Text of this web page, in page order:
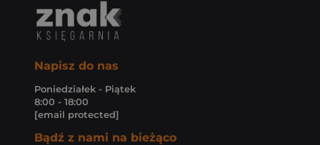
Napisz do nas
Poniedziałek - Piątek
8:00 - 18:00
[email protected]
Bądź z nami na bieżąco